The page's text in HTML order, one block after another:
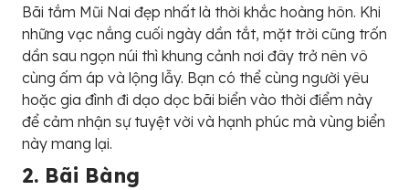
Bãi tắm Mũi Nai đẹp nhất là thời khắc hoàng hôn. Khi
những vạc nắng cuối ngày dần tắt, mặt trời cũng trốn
dần sau ngọn núi thì khung cảnh nơi đây trở nên vô
cùng ấm áp và lộng lẫy. Bạn có thể cùng người yêu
hoặc gia đình đi dạo dọc bãi biển vào thời điểm này
để cảm nhận sự tuyệt vời và hạnh phúc mà vùng biển
này mang lại.
2. Bãi Bàng